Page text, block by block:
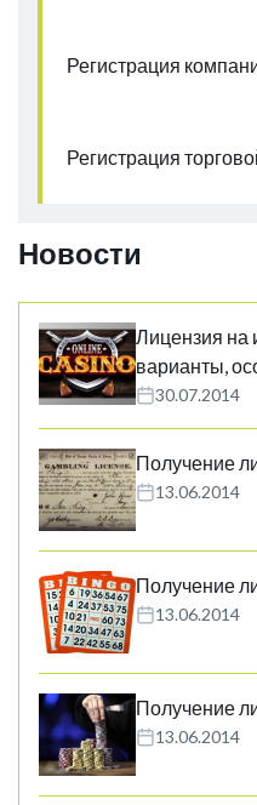
Регистрация
Регистрация
Новости
Лицензия на
варианты,
30.07.2014
Получение
13.06.2014
Получение
13.06.2014
Получение
13.06.2014